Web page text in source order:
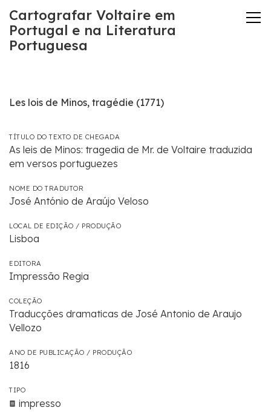
Cartografar Voltaire em
Portugal e na Literatura
Portuguesa
Les lois de Minos, tragédie (1771)
TÍTULO DO TEXTO DE CHEGADA
As leis de Minos: tragedia de Mr. de Voltaire traduzida
em versos portuguezes
NOME DO TRADUTOR
José António de Araújo Veloso
LOCAL DE EDIÇÃO / PRODUÇÃO
Lisboa
EDITORA
Impressão Regia
COLEÇÃO
Traducções dramaticas de José Antonio de Araujo
Vellozo
ANO DE PUBLICAÇÃO / PRODUÇÃO
1816
TIPO
impresso